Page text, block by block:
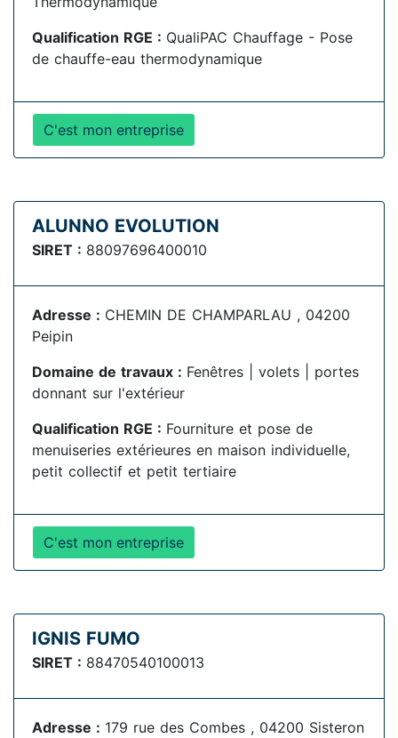
Qualification RGE : QualiPAC Chauffage - Pose
de chauffe-eau thermodynamique
C'est mon entreprise
ALUNNO EVOLUTION
SIRET : 88097696400010
Adresse : CHEMIN DE CHAMPARLAU , 04200
Peipin
Domaine de travaux : Fenêtres | volets | portes
donnant sur l'extérieur
Qualification RGE : Fourniture et pose de
menuiseries extérieures en maison individuelle,
petit collectif et petit tertiaire
C'est mon entreprise
IGNIS FUMO
SIRET : 88470540100013
Adresse : 179 rue des Combes , 04200 Sisteron